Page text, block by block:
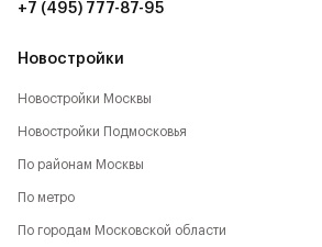
Новостройки
Новостройки Москвы
Новостройки Подмосковья
По районам Москвы
По метро
По городам Московской области
+7 (495) 777-87-95